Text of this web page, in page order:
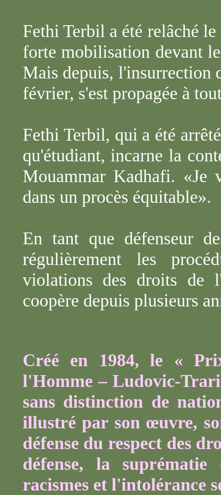
Fethi Terbil a été relâché
forte mobilisation devant
Mais depuis, l'insurrection
février, s'est propagée à
Fethi Terbil, qui a été
qu'étudiant, incarne la
Mouammar Kadhafi.
dans un procès équitable».
En tant que défenseur
régulièrement les
violations des droits de
coopère depuis plusieurs
Créé en 1984, le «
l'Homme – Ludovic-
sans distinction de
illustré par son œuvre,
défense du respect des
défense, la
racismes et l'intolérance